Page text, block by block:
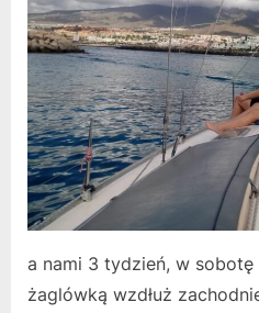
a nami 3 tydzień, w sobotę
żaglówką wzdłuż